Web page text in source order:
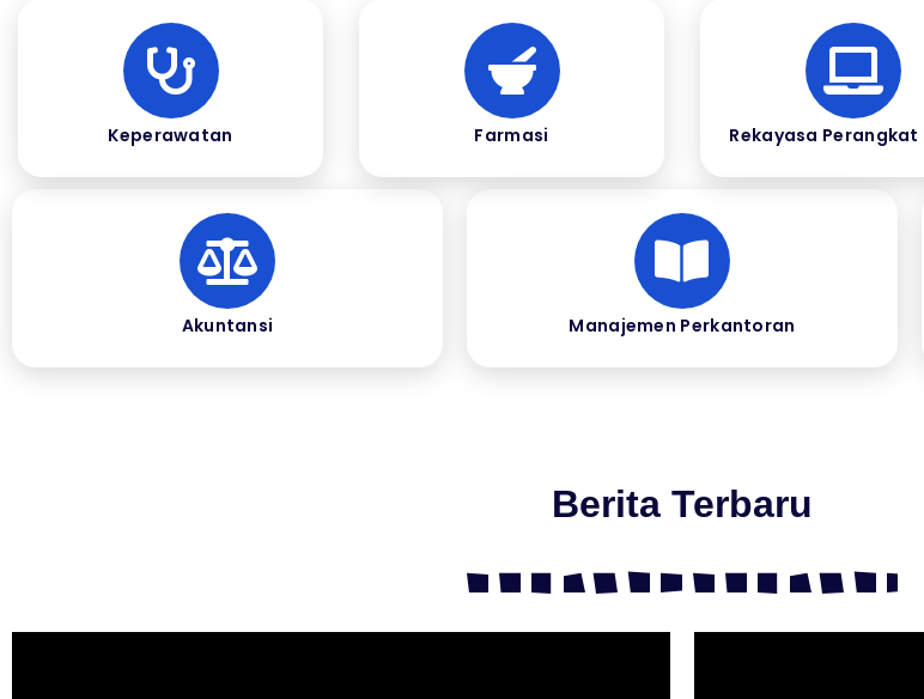
Keperawatan Farmasi Rekayasa Perangkat
Akuntansi Manajemen Perkantoran
Berita Terbaru